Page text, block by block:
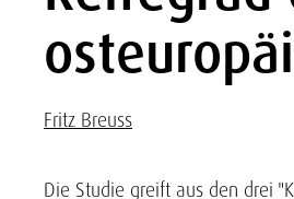
Fritz Breuss
Die Studie greift aus den drei